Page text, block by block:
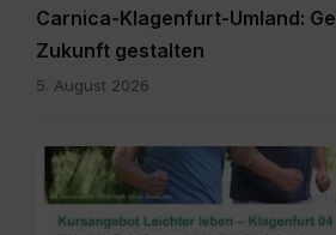
Carnica-Klagenfurt-Umland:
Zukunft gestalten
5. August 2026
leben_Herbst_Klagenfurt
04.pdf